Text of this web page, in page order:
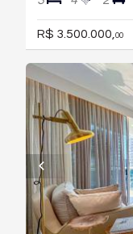
R$ 3.500.000, 00